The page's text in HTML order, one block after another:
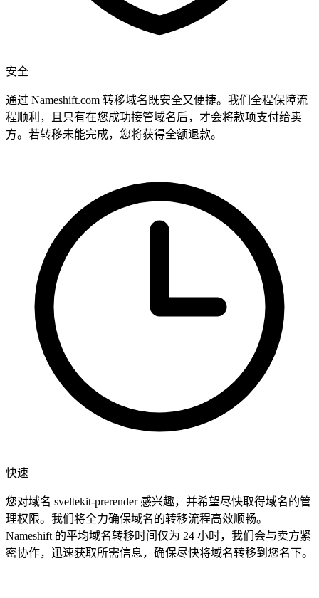
安全
通过 Nameshift.com 转移域名既安全又便捷。我们全程保障流
程顺利，且只有在您成功接管域名后，才会将款项支付给卖
方。若转移未能完成，您将获得全额退款。
快速
您对域名 sveltekit-prerender 感兴趣，并希望尽快取得域名的管
理权限。我们将全力确保域名的转移流程高效顺畅。
Nameshift 的平均域名转移时间仅为 24 小时，我们会与卖方紧
密协作，迅速获取所需信息，确保尽快将域名转移到您名下。